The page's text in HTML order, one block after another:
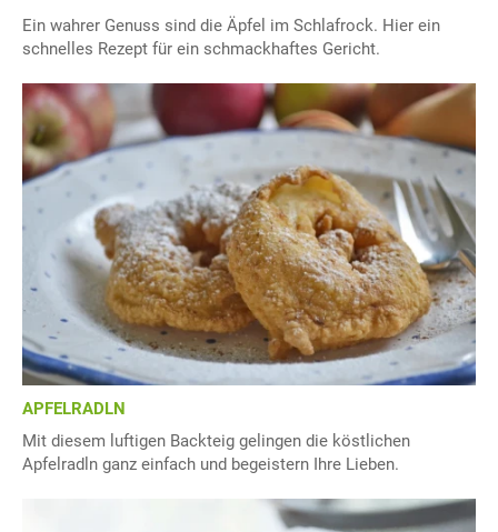
Ein wahrer Genuss sind die Äpfel im Schlafrock. Hier ein
schnelles Rezept für ein schmackhaftes Gericht.
APFELRADLN
Mit diesem luftigen Backteig gelingen die köstlichen
Apfelradln ganz einfach und begeistern Ihre Lieben.